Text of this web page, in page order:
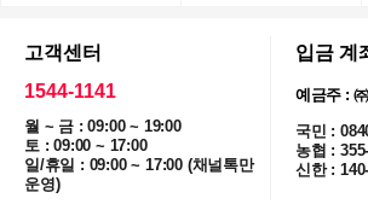
고객센터
1544-1141
월 ~ 금 : 09:00 ~ 19:00
토 : 09:00 ~ 17:00
일/휴일 : 09:00 ~ 17:00 (채널톡만
운영)
입금 계
예금주 :
국민 :
농협 :
신한 :